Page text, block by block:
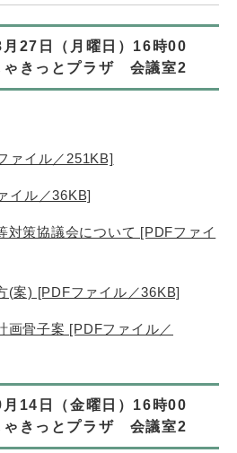
27日（月曜日）16時00
きっとプラザ 会議室2
ァイル／251KB]
イル／36KB]
対策協議会について [PDFファイ
(案) [PDFファイル／36KB]
画骨子案 [PDFファイル／
14日（金曜日）16時00
きっとプラザ 会議室2